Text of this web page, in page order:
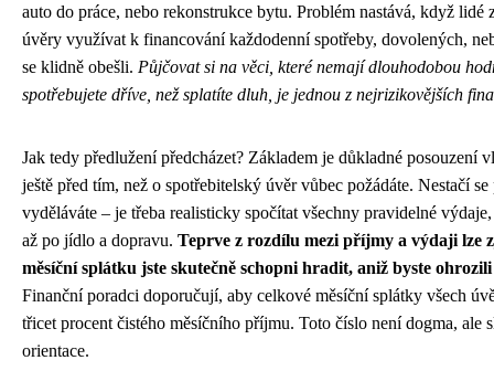
auto do práce, nebo rekonstrukce bytu. Problém nastává, když lidé
úvěry využívat k financování každodenní spotřeby, dovolených,
se klidně obešli. Půjčovat si na věci, které nemají dlouhodobou
spotřebujete dříve, než splatíte dluh, je jednou z nejrizikovějších
Jak tedy předlužení předcházet? Základem je důkladné posouzení
ještě před tím, než o spotřebitelský úvěr vůbec požádáte. Nestačí
vyděláváte – je třeba realisticky spočítat všechny pravidelné
až po jídlo a dopravu. Teprve z rozdílu mezi příjmy a výdaji lze
měsíční splátku jste skutečně schopni hradit, aniž byste
Finanční poradci doporučují, aby celkové měsíční splátky všech
třicet procent čistého měsíčního příjmu. Toto číslo není dogma, ale
orientace.